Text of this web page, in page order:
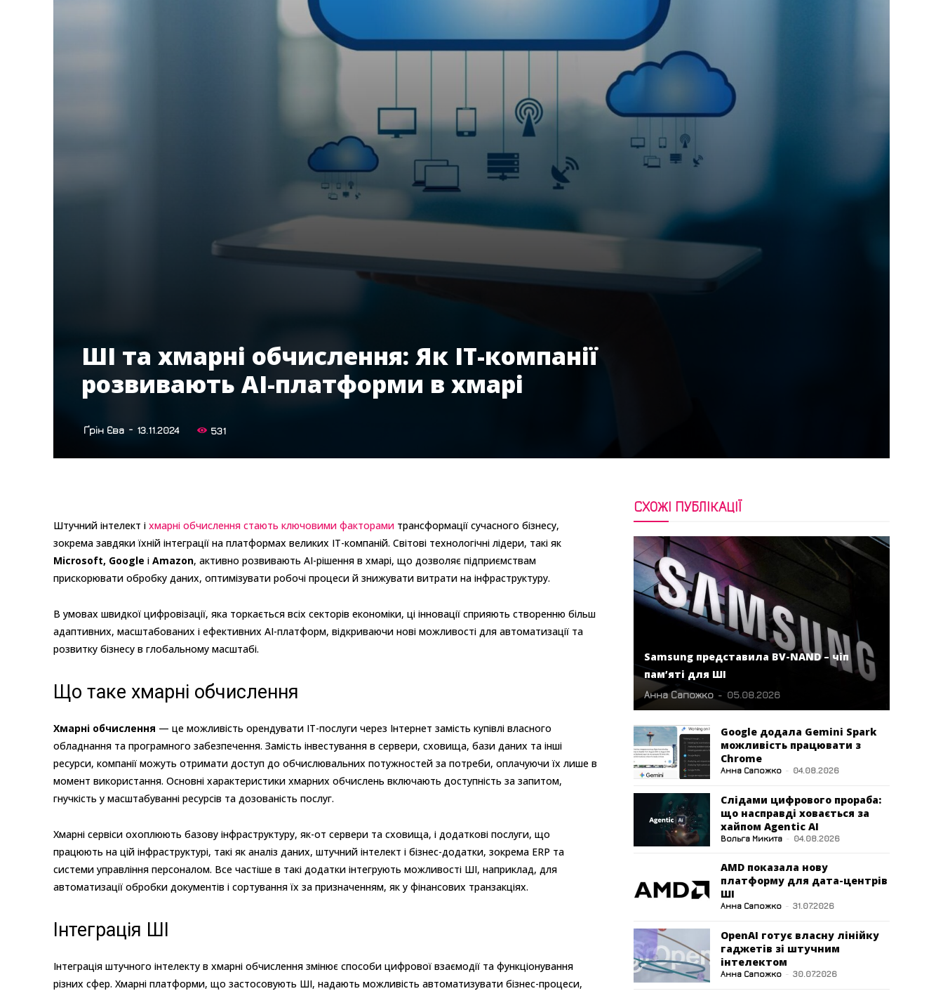
ШІ та хмарні обчислення: Як ІТ-компанії
розвивають AI-платформи в хмарі
Ґрін Єва - 13.11.2024 531
Штучний інтелект і хмарні обчислення стають ключовими факторами трансформації сучасного бізнесу,
зокрема завдяки їхній інтеграції на платформах великих ІТ-компаній. Світові технологічні лідери, такі як
Microsoft, Google і Amazon, активно розвивають AI-рішення в хмарі, що дозволяє підприємствам
прискорювати обробку даних, оптимізувати робочі процеси й знижувати витрати на інфраструктуру.
В умовах швидкої цифровізації, яка торкається всіх секторів економіки, ці інновації сприяють створенню більш
адаптивних, масштабованих і ефективних AI-платформ, відкриваючи нові можливості для автоматизації та
розвитку бізнесу в глобальному масштабі.
Що таке хмарні обчислення
Хмарні обчислення — це можливість орендувати ІТ-послуги через Інтернет замість купівлі власного
обладнання та програмного забезпечення. Замість інвестування в сервери, сховища, бази даних та інші
ресурси, компанії можуть отримати доступ до обчислювальних потужностей за потреби, оплачуючи їх лише в
момент використання. Основні характеристики хмарних обчислень включають доступність за запитом,
гнучкість у масштабуванні ресурсів та дозованість послуг.
Хмарні сервіси охоплюють базову інфраструктуру, як-от сервери та сховища, і додаткові послуги, що
працюють на цій інфраструктурі, такі як аналіз даних, штучний інтелект і бізнес-додатки, зокрема ERP та
системи управління персоналом. Все частіше в такі додатки інтегрують можливості ШІ, наприклад, для
автоматизації обробки документів і сортування їх за призначенням, як у фінансових транзакціях.
Інтеграція ШІ
Інтеграція штучного інтелекту в хмарні обчислення змінює способи цифрової взаємодії та функціонування
різних сфер. Хмарні платформи, що застосовують ШІ, надають можливість автоматизувати бізнес-процеси,
СХОЖІ ПУБЛІКАЦІЇ
Samsung представила BV-NAND – чіп
пам’яті для ШІ
Анна Сапожко - 05.08.2026
Google додала Gemini Spark
можливість працювати з
Chrome
Анна Сапожко - 04.08.2026
Слідами цифрового прораба:
що насправді ховається за
хайпом Agentic AI
Вольга Микита - 04.08.2026
AMD показала нову
платформу для дата-центрів
ШІ
Анна Сапожко - 31.07.2026
OpenAI готує власну лінійку
гаджетів зі штучним
інтелектом
Анна Сапожко - 30.07.2026